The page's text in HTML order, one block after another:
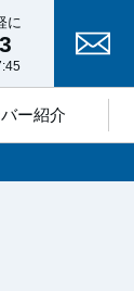
に
バー紹介